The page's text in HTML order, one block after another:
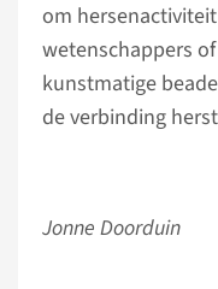
om
wetenschappers
kunstmatige
de verbinding
Jonne Doorduin